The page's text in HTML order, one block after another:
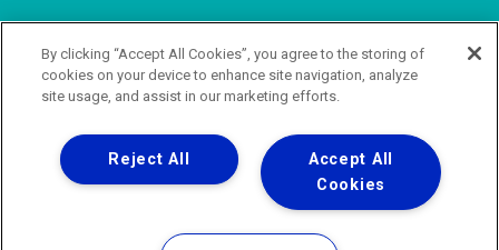
Uma empresa
Nossa natureza movimenta a vida
Termos Gerais de Uso de Sites e Aplicativos
Política de Privacidade e Proteção de Dados
By clicking “Accept All Cookies”, you agree to the storing of
cookies on your device to enhance site navigation, analyze
site usage, and assist in our marketing efforts.
Accept All
Cookies
Reject All